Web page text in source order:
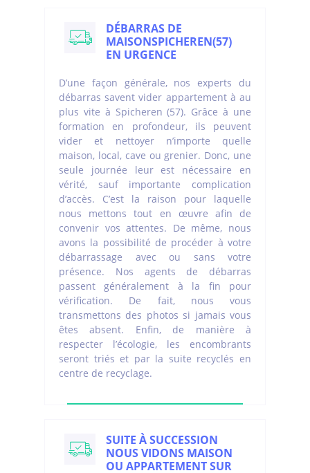
DÉBARRAS DE
MAISONSPICHEREN(57)
EN URGENCE
D’une façon générale, nos experts du
débarras savent vider appartement à au
plus vite à Spicheren (57). Grâce à une
formation en profondeur, ils peuvent
vider et nettoyer n’importe quelle
maison, local, cave ou grenier. Donc, une
seule journée leur est nécessaire en
vérité, sauf importante complication
d’accès. C’est la raison pour laquelle
nous mettons tout en œuvre afin de
convenir vos attentes. De même, nous
avons la possibilité de procéder à votre
débarrassage avec ou sans votre
présence. Nos agents de débarras
passent généralement à la fin pour
vérification. De fait, nous vous
transmettons des photos si jamais vous
êtes absent. Enfin, de manière à
respecter l’écologie, les encombrants
seront triés et par la suite recyclés en
centre de recyclage.
SUITE À SUCCESSION
NOUS VIDONS MAISON
OU APPARTEMENT SUR